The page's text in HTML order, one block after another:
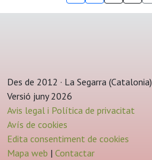
Des de 2012 · La Segarra (Catalonia)
Versió juny 2026
Avis legal i Política de privacitat
Avís de cookies
Edita consentiment de cookies
Mapa web | Contactar